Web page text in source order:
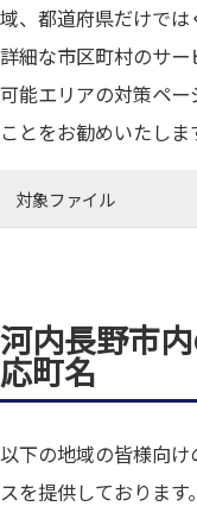
域、都道府県だけでは
詳細な市区町村のサー
可能エリアの対策ペー
ことをお勧めいたしま
対象ファイル
河内長野市
応町名
以下の地域の皆様向け
スを提供しております。